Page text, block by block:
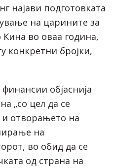
најави подготовката
на царините за
во оваа година,
конкретни бројки,
објаснија
„со цел да се
отворањето на
на
во обид да се
од страна на